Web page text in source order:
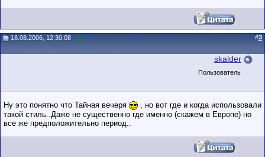
18.08.2006, 12:30:08 #3
skalder
Пользователь
Ну это понятно что Тайная вечеря
, но вот где и когда использовали
такой стиль..Даже не существенно где именно (скажем в Европе) но
все же предположительно период..